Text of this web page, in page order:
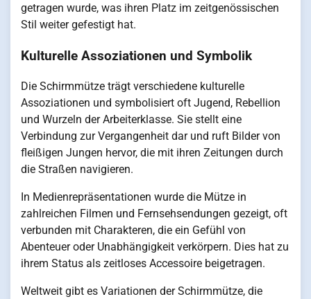
getragen wurde, was ihren Platz im zeitgenössischen
Stil weiter gefestigt hat.
Kulturelle Assoziationen und Symbolik
Die Schirmmütze trägt verschiedene kulturelle
Assoziationen und symbolisiert oft Jugend, Rebellion
und Wurzeln der Arbeiterklasse. Sie stellt eine
Verbindung zur Vergangenheit dar und ruft Bilder von
fleißigen Jungen hervor, die mit ihren Zeitungen durch
die Straßen navigieren.
In Medienrepräsentationen wurde die Mütze in
zahlreichen Filmen und Fernsehsendungen gezeigt, oft
verbunden mit Charakteren, die ein Gefühl von
Abenteuer oder Unabhängigkeit verkörpern. Dies hat zu
ihrem Status als zeitloses Accessoire beigetragen.
Weltweit gibt es Variationen der Schirmmütze, die